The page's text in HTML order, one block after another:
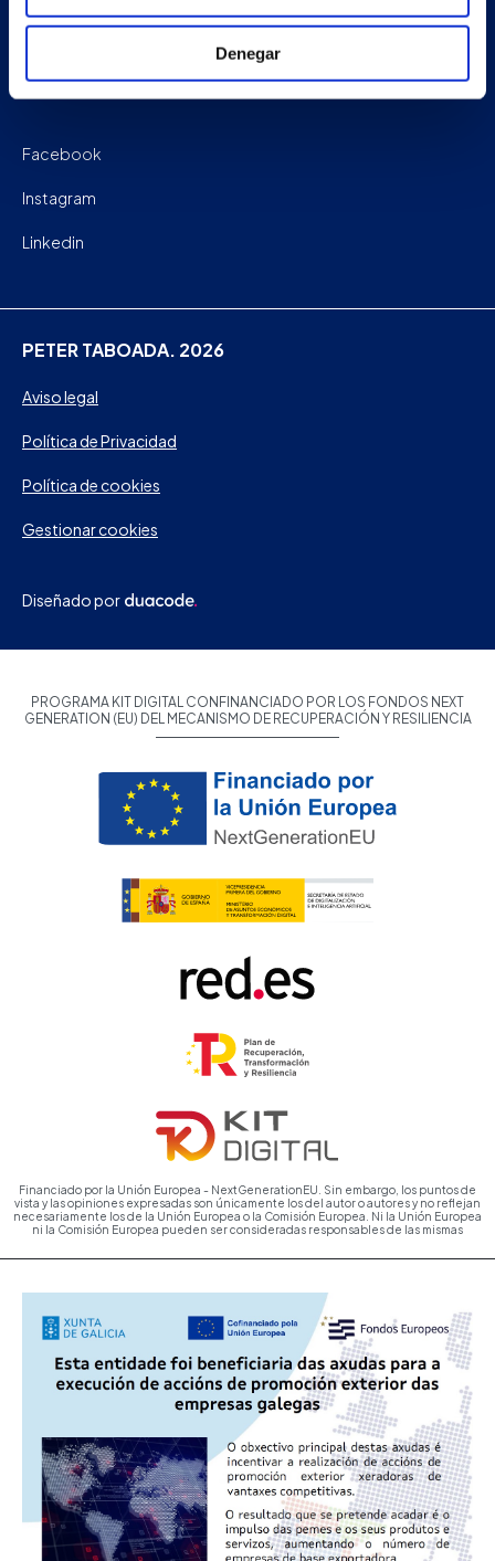
Denegar
Trabaja con nosotros
Facebook
Instagram
Linkedin
PETER TABOADA. 2026
Aviso legal
Política de Privacidad
Política de cookies
Gestionar cookies
Diseñado por
PROGRAMA KIT DIGITAL CONFINANCIADO POR LOS FONDOS NEXT
GENERATION (EU) DEL MECANISMO DE RECUPERACIÓN Y RESILIENCIA
Financiado por la Unión Europea - NextGenerationEU. Sin embargo, los puntos de
vista y las opiniones expresadas son únicamente los del autor o autores y no reflejan
necesariamente los de la Unión Europea o la Comisión Europea. Ni la Unión Europea
ni la Comisión Europea pueden ser consideradas responsables de las mismas